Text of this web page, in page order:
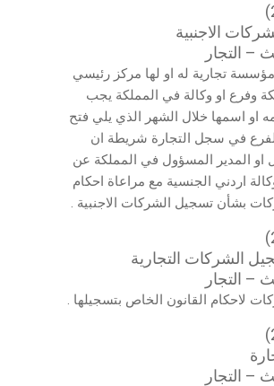
الاجنبية
– التجار
تجارية له او لها مركز رئيسي
وفرع او وكالة في المملكة يجب
او اسمها خلال الشهر الذي يلي فتح
الفرع في سجل التجارة شريطة ان
او المدير المسؤول في المملكة عن
اردني الجنسية مع مراعاة احكام
بشأن تسجيل الشركات الاجنبية .
الشركات التجارية
– التجار
لاحكام القانون الخاص بتسجيلها .
– التجار